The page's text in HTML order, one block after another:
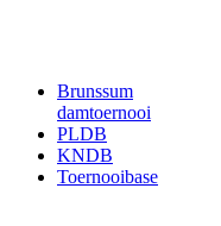
Brunssum
damtoernooi
PLDB
KNDB
Toernooibase